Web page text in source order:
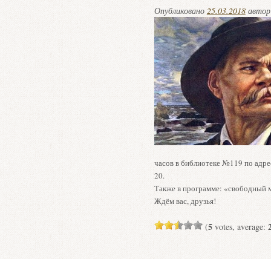
Опубликовано 25.03.2018
часов в библиотеке №119 по
20.
Также в программе: «свободный
Ждём вас, друзья!
(5votes, average: